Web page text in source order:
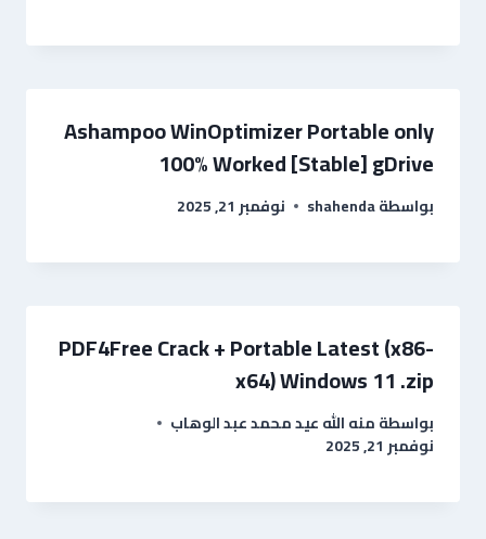
Ashampoo WinOptimizer Portable only
100% Worked [Stable] gDrive
بواسطةshahenda نوفمبر 21, 2025
PDF4Free Crack + Portable Latest (x86-
x64) Windows 11 .zip
بواسطةمنه الله عيد محمد عبد الوهاب
نوفمبر 21, 2025